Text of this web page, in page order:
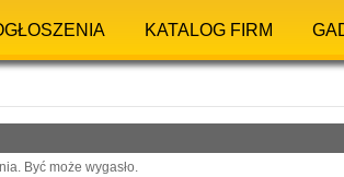
KATALOG FIRM
Być może wygasło.